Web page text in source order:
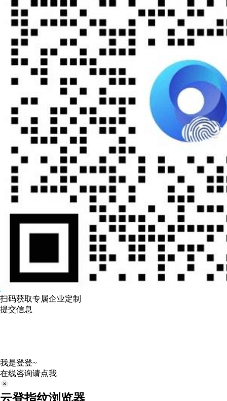
扫码获取专属企业定制
提交信息
我是登登~
在线咨询请点我